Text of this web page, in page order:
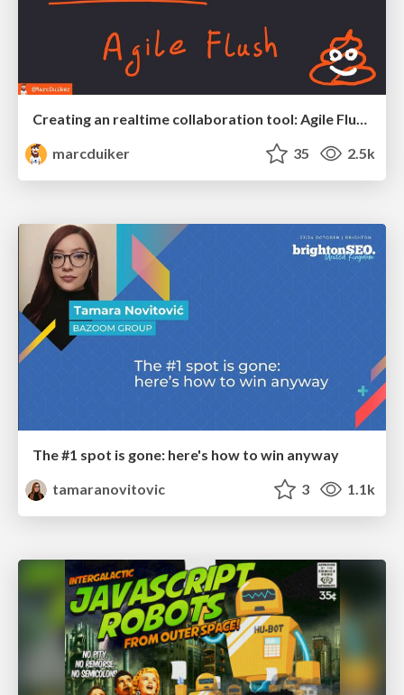
marcduiker
35 2.5k
The #1 spot is gone: here's how to win anyway
tamaranovitovic
3 1.1k